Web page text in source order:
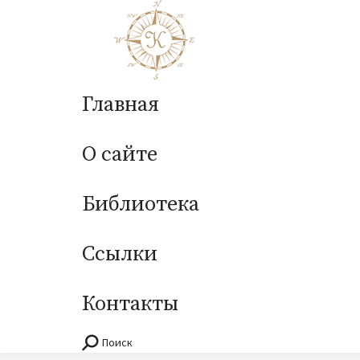
Главная
О сайте
Библиотека
Ссылки
Контакты
Поиск:Поиск